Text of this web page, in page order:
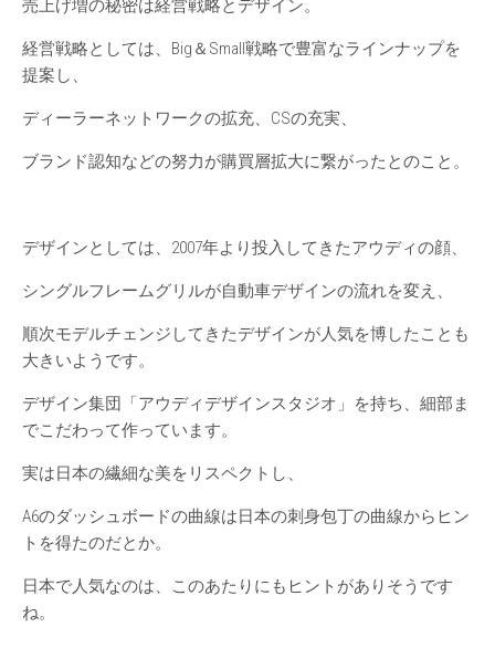
売上げ増の秘密は経営戦略とデザイン。
経営戦略としては、Big＆Small戦略で豊富なラインナップを
提案し、
ディーラーネットワークの拡充、CSの充実、
ブランド認知などの努力が購買層拡大に繋がったとのこと。
デザインとしては、2007年より投入してきたアウディの顔、
シングルフレームグリルが自動車デザインの流れを変え、
順次モデルチェンジしてきたデザインが人気を博したことも
大きいようです。
デザイン集団「アウディデザインスタジオ」を持ち、細部ま
でこだわって作っています。
実は日本の繊細な美をリスペクトし、
A6のダッシュボードの曲線は日本の刺身包丁の曲線からヒン
トを得たのだとか。
日本で人気なのは、このあたりにもヒントがありそうです
ね。